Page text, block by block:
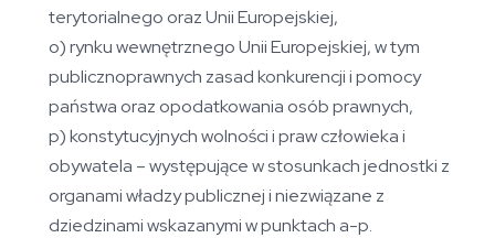
terytorialnego oraz Unii Europejskiej,
o) rynku wewnętrznego Unii Europejskiej, w tym
publicznoprawnych zasad konkurencji i pomocy
państwa oraz opodatkowania osób prawnych,
p) konstytucyjnych wolności i praw człowieka i
obywatela – występujące w stosunkach jednostki z
organami władzy publicznej i niezwiązane z
dziedzinami wskazanymi w punktach a-p.